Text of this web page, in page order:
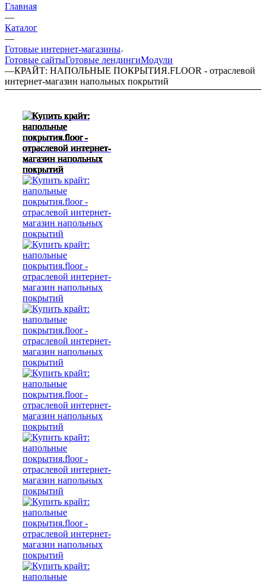
Главная
—
Каталог
—
Готовые интернет-магазины
Готовые сайтыГотовые лендингиМодули
—КРАЙТ: НАПОЛЬНЫЕ ПОКРЫТИЯ.FLOOR - отраслевой
интернет-магазин напольных покрытий